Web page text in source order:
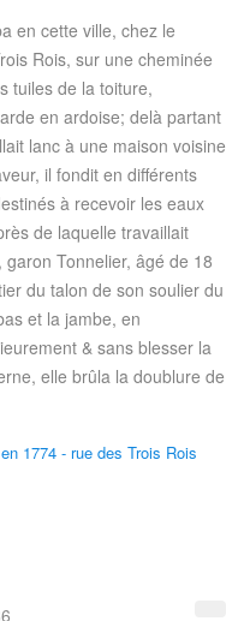
en cette ville, chez le
Rois, sur une cheminée
tuiles de la toiture,
en ardoise; delà partant
lanc à une maison voisine
il fondit en différents
à recevoir les eaux
de laquelle travaillait
Tonnelier, âgé de 18
du talon de son soulier du
et la jambe, en
& sans blesser la
elle brûla la doublure de
1774 - rue des Trois Rois